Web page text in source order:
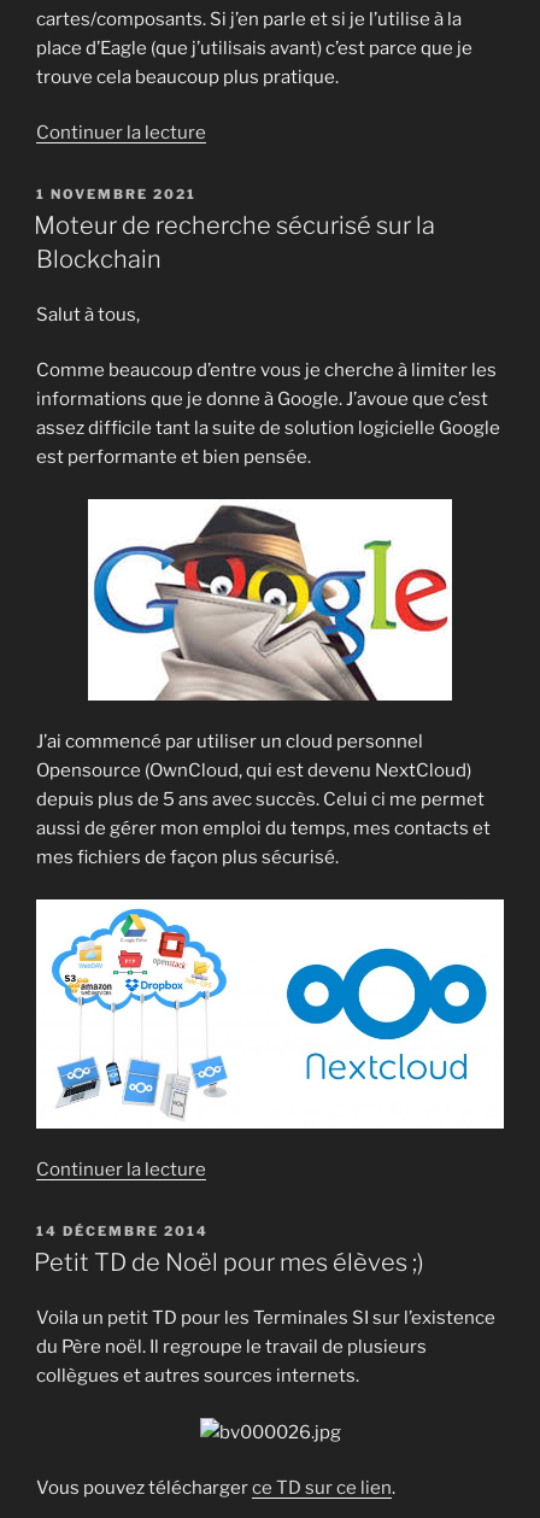
cartes/composants. Si j’en parle et si je l’utilise à la
place d’Eagle (que j’utilisais avant) c’est parce que je
trouve cela beaucoup plus pratique.
Continuer la lecture
« Initiation
la
fabrication
de
PCB » »
PUBLIÉ
LE
1 NOVEMBRE 2021
Moteur de recherche sécurisé sur la
Blockchain
Salut à tous,
Comme beaucoup d’entre vous je cherche à limiter les
informations que je donne à Google. J’avoue que c’est
assez difficile tant la suite de solution logicielle Google
est performante et bien pensée.
J’ai commencé par utiliser un cloud personnel
Opensource (OwnCloud, qui est devenu NextCloud)
depuis plus de 5 ans avec succès. Celui ci me permet
aussi de gérer mon emploi du temps, mes contacts et
mes fichiers de façon plus sécurisé.
Continuer la lecture
recherche
sur
la
Blockchain »
PUBLIÉ
LE
14 DÉCEMBRE 2014
Petit TD de Noël pour mes élèves ;)
Voila un petit TD pour les Terminales SI sur l’existence
du Père noël. Il regroupe le travail de plusieurs
collègues et autres sources internets.
Vous pouvez téléchargerce TD sur ce lien.